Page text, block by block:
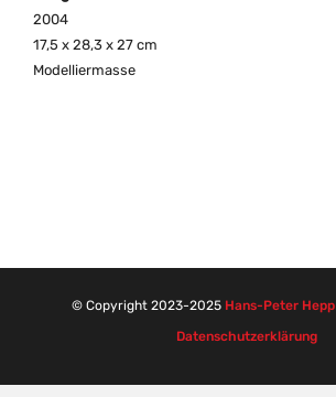
2004
17,5 x 28,3 x 27 cm
Modelliermasse
© Copyright 2023-2025 Hans-Peter Hepp
Datenschutzerklärung